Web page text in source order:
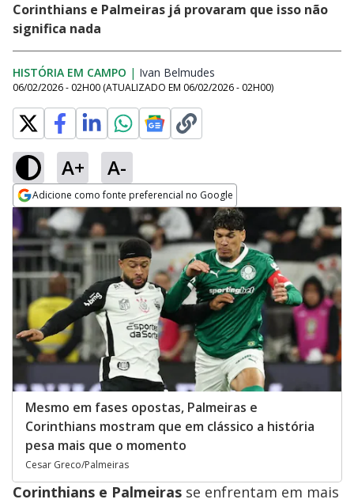
Corinthians e Palmeiras já provaram que isso não
significa nada
HISTÓRIA EM CAMPO | Ivan Belmudes
06/02/2026 - 02H00 (ATUALIZADO EM 06/02/2026 - 02H00)
A+ A-
Adicione como fonte preferencial no Google
Opens in new window
Mesmo em fases opostas, Palmeiras e
Corinthians mostram que em clássico a história
pesa mais que o momento
Cesar Greco/Palmeiras
Corinthians e Palmeiras se enfrentam em mais